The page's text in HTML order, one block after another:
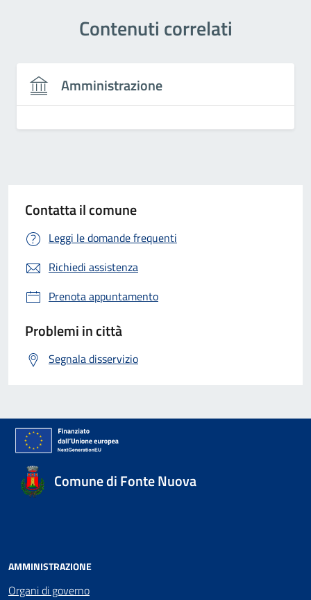
Contenuti correlati
Amministrazione
Contatta il comune
Leggi le domande frequenti
Richiedi assistenza
Prenota appuntamento
Problemi in città
Segnala disservizio
Comune di Fonte Nuova
AMMINISTRAZIONE
Organi di governo